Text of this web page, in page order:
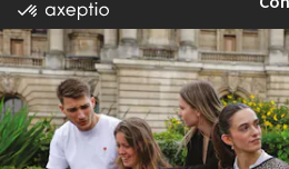
nos étudiants sont également
manifestations telles que La Nuit
regroupe chaque année les
Une immersion
EN CE MOMENT À L'EFAP